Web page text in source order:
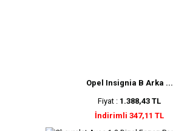
Opel Insignia B Arka ...
Fiyat : 1.388,43 TL
İndirimli 347,11 TL